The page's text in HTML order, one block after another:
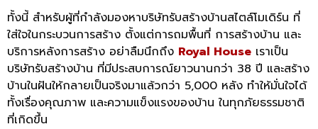
ทั้งนี้ สำหรับผู้ที่กำลังมองหาบริษัทรับสร้างบ้านสไตล์โมเดิร์น ที่
ใส่ใจในกระบวนการสร้าง ตั้งแต่การถมพื้นที่ การสร้างบ้าน และ
บริการหลังการสร้าง อย่าลืมนึกถึง Royal House เราเป็น
บริษัทรับสร้างบ้าน ที่มีประสบการณ์ยาวนานกว่า 38 ปี และสร้าง
บ้านในฝันให้กลายเป็นจริงมาแล้วกว่า 5,000 หลัง ทำให้มั่นใจได้
ทั้งเรื่องคุณภาพ และความแข็งแรงของบ้าน ในทุกภัยธรรมชาติ
ที่เกิดขึ้น